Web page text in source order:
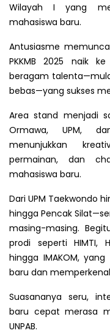
Wilayah I yang
mahasiswa baru.
Antusiasme
PKKMB 2025 naik
beragam
bebas—yang sukses
Area stand menjadi
Ormawa, UPM,
menunjukkan
permainan, dan
mahasiswa baru.
Dari UPM Taekwondo
hingga Pencak
masing-masing.
prodi seperti HIMTI,
hingga IMAKOM,
baru dan
Suasananya seru,
baru cepat merasa
UNPAB.